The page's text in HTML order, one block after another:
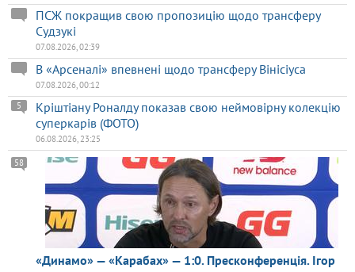
ПСЖ покращив свою пропозицію щодо трансферу
Судзукі
07.08.2026, 02:39
В «Арсеналі» впевнені щодо трансферу Вінісіуса
07.08.2026, 00:12
Кріштіану Роналду показав свою неймовірну колекцію
суперкарів (ФОТО)
5
06.08.2026, 23:25
«Динамо» — «Карабах» — 1:0. Пресконференція. Ігор
58